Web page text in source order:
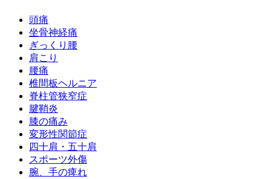
頭痛
坐骨神経痛
ぎっくり腰
肩こり
腰痛
椎間板ヘルニア
脊柱管狭窄症
腱鞘炎
膝の痛み
変形性関節症
四十肩・五十肩
スポーツ外傷
腕、手の痺れ